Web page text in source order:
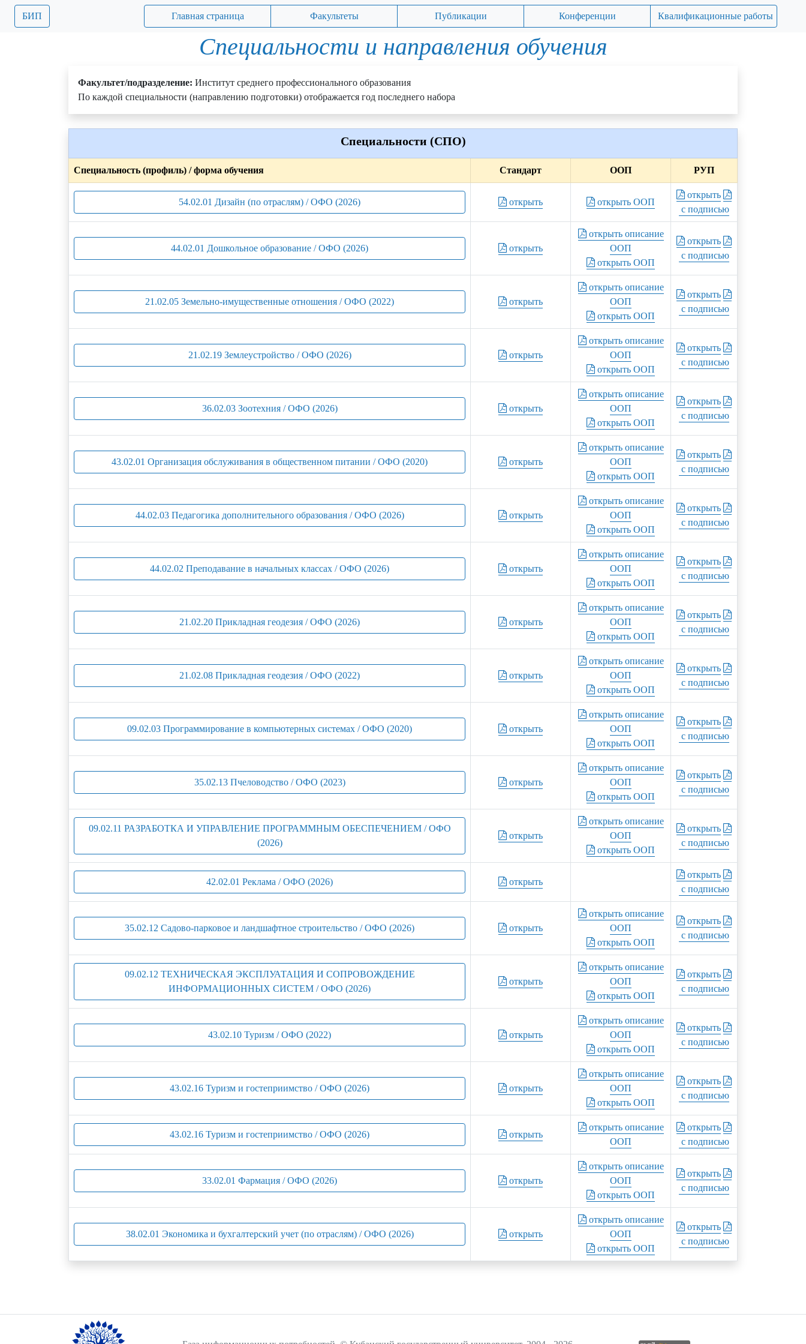
БИП Главная страница Факультеты Публикации Конференции Квалификационные работы
Специальности и направления обучения
Факультет/подразделение: Институт среднего профессионального образования
По каждой специальности (направлению подготовки) отображается год последнего набора
Специальности (СПО)
Специальность (профиль) / форма обучения Стандарт ООП РУП
54.02.01 Дизайн (по отраслям) / ОФО (2026) открыть открыть ООП
открыть
с подписью
44.02.01 Дошкольное образование / ОФО (2026) открыть
открыть описание
ООП
открыть ООП
открыть
с подписью
21.02.05 Земельно-имущественные отношения / ОФО (2022) открыть
открыть описание
ООП
открыть ООП
открыть
с подписью
21.02.19 Землеустройство / ОФО (2026) открыть
открыть описание
ООП
открыть ООП
открыть
с подписью
36.02.03 Зоотехния / ОФО (2026) открыть
открыть описание
ООП
открыть ООП
открыть
с подписью
43.02.01 Организация обслуживания в общественном питании / ОФО (2020) открыть
открыть описание
ООП
открыть ООП
открыть
с подписью
44.02.03 Педагогика дополнительного образования / ОФО (2026) открыть
открыть описание
ООП
открыть ООП
открыть
с подписью
44.02.02 Преподавание в начальных классах / ОФО (2026) открыть
открыть описание
ООП
открыть ООП
открыть
с подписью
21.02.20 Прикладная геодезия / ОФО (2026) открыть
открыть описание
ООП
открыть ООП
открыть
с подписью
21.02.08 Прикладная геодезия / ОФО (2022) открыть
открыть описание
ООП
открыть ООП
открыть
с подписью
09.02.03 Программирование в компьютерных системах / ОФО (2020) открыть
открыть описание
ООП
открыть ООП
открыть
с подписью
35.02.13 Пчеловодство / ОФО (2023) открыть
открыть описание
ООП
открыть ООП
открыть
с подписью
09.02.11 РАЗРАБОТКА И УПРАВЛЕНИЕ ПРОГРАММНЫМ ОБЕСПЕЧЕНИЕМ / ОФО
(2026)
открыть
открыть описание
ООП
открыть ООП
открыть
с подписью
42.02.01 Реклама / ОФО (2026) открыть
открыть
с подписью
35.02.12 Садово-парковое и ландшафтное строительство / ОФО (2026) открыть
открыть описание
ООП
открыть ООП
открыть
с подписью
09.02.12 ТЕХНИЧЕСКАЯ ЭКСПЛУАТАЦИЯ И СОПРОВОЖДЕНИЕ
ИНФОРМАЦИОННЫХ СИСТЕМ / ОФО (2026)
открыть
открыть описание
ООП
открыть ООП
открыть
с подписью
43.02.10 Туризм / ОФО (2022) открыть
открыть описание
ООП
открыть ООП
открыть
с подписью
43.02.16 Туризм и гостеприимство / ОФО (2026) открыть
открыть описание
ООП
открыть ООП
открыть
с подписью
43.02.16 Туризм и гостеприимство / ОФО (2026) открыть
открыть описание
ООП
открыть
с подписью
33.02.01 Фармация / ОФО (2026) открыть
открыть описание
ООП
открыть ООП
открыть
с подписью
38.02.01 Экономика и бухгалтерский учет (по отраслям) / ОФО (2026) открыть
открыть описание
ООП
открыть ООП
открыть
с подписью